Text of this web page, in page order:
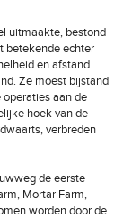
uitmaakte, bestond
betekende echter
en afstand
Ze moest bijstand
aan de
hoek van de
verbreden
de eerste
Mortar Farm,
worden door de